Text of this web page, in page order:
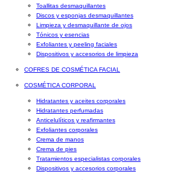
Toallitas desmaquillantes
Discos y esponjas desmaquillantes
Limpieza y desmaquillante de ojos
Tónicos y esencias
Exfoliantes y peeling faciales
Dispositivos y accesorios de limpieza
COFRES DE COSMÉTICA FACIAL
COSMÉTICA CORPORAL
Hidratantes y aceites corporales
Hidratantes perfumadas
Anticelulíticos y reafirmantes
Exfoliantes corporales
Crema de manos
Crema de pies
Tratamientos especialistas corporales
Dispositivos y accesorios corporales